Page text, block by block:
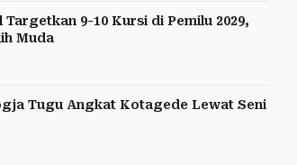
Targetkan 9-10 Kursi di Pemilu 2029,
Muda
Tugu Angkat Kotagede Lewat Seni